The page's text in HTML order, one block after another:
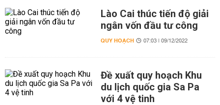
Lào Cai thúc tiến độ giải
ngân vốn đầu tư công
QUY HOẠCH 07:03 | 09/12/2022
Đề xuất quy hoạch Khu
du lịch quốc gia Sa Pa
với 4 vệ tinh